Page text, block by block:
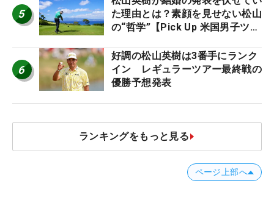
5
た理由とは？素顔を見せない松山
の“哲学”【Pick Up 米国男子ツア
6
好調の松山英樹は3番手にランク
イン レギュラーツアー最終戦の
優勝予想発表
ランキングをもっと見る
ページ上部へ